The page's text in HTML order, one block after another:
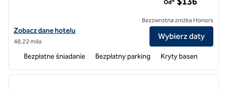
Zobacz szczegóły hotelu Homewood Suites by Hilton Salina
Zobacz dane hotelu
48,22 mila
Od*
Bezzwrotna zniżka Honors
Wybierz daty
Bezpłatne śniadanie Bezpłatny parking Kryty basen
1 z 12